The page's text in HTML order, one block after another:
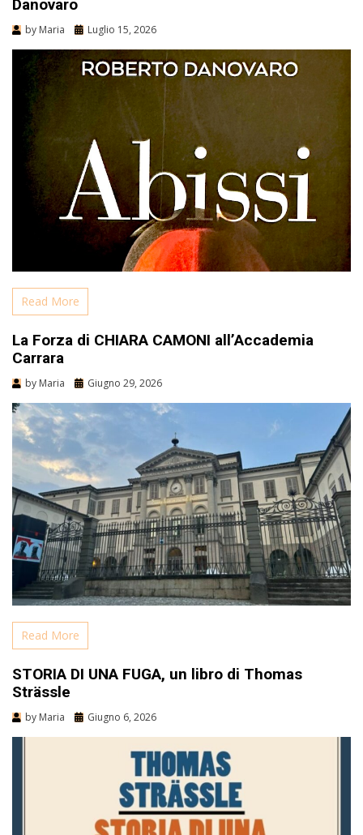
Danovaro
by Maria Luglio 15, 2026
Read More
La Forza di CHIARA CAMONI all’Accademia
Carrara
by Maria Giugno 29, 2026
Read More
STORIA DI UNA FUGA, un libro di Thomas
Strässle
by Maria Giugno 6, 2026